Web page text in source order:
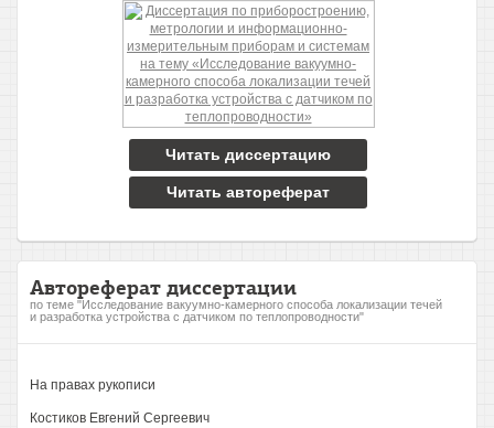
Читать диссертацию
Читать автореферат
Автореферат диссертации
по теме "Исследование вакуумно-камерного способа локализации течей
и разработка устройства с датчиком по теплопроводности"
На правах рукописи
Костиков Евгений Сергеевич